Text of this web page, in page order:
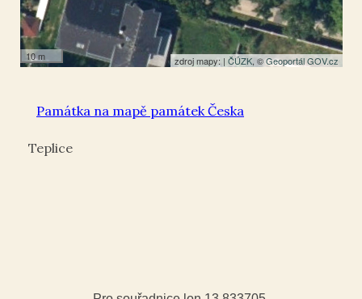
10 m zdroj mapy: | ČÚZK, ©Geoportál GOV.cz
Památka na mapě památek Česka
Teplice